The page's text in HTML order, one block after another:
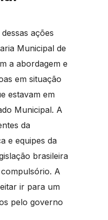
ações
Municipal de
a abordagem e
em situação
estavam em
Municipal. A
da
e equipes da
brasileira
A
ir para um
pelo governo